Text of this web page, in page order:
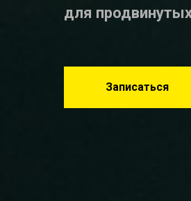
для
Записаться